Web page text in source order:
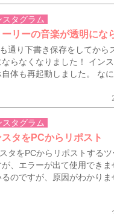
スタグラム
ーリーの音楽が透明にな
通り下書き保存をしてから
らなくなりました！ イン
体も再起動しました。 な
スタグラム
スタをPCからリポスト
タをPCからリポストする
、エラーが出て使用でき
のですが、原因がわかり